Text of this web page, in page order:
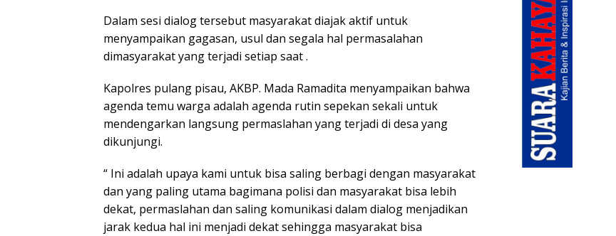
Dalam sesi dialog tersebut masyarakat diajak aktif untuk
menyampaikan gagasan, usul dan segala hal permasalahan
dimasyarakat yang terjadi setiap saat .
Kapolres pulang pisau, AKBP. Mada Ramadita menyampaikan bahwa
agenda temu warga adalah agenda rutin sepekan sekali untuk
mendengarkan langsung permaslahan yang terjadi di desa yang
dikunjungi.
“ Ini adalah upaya kami untuk bisa saling berbagi dengan masyarakat
dan yang paling utama bagimana polisi dan masyarakat bisa lebih
dekat, permaslahan dan saling komunikasi dalam dialog menjadikan
jarak kedua hal ini menjadi dekat sehingga masyarakat bisa